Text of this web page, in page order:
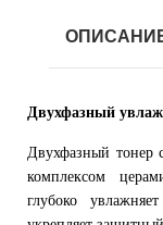
Двухфазный
Двухфазный тонер
комплексом
глубоко